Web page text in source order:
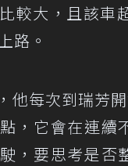
較大，且該車
路。
他每次到瑞芳
，它會在連
，要思考是